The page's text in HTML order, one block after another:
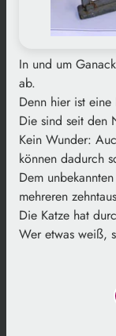
In und um
ab.
Denn hier ist
Die sind seit den
Kein Wunder:
können dadurch
Dem
mehreren
Die Katze hat
Wer etwas weiß,